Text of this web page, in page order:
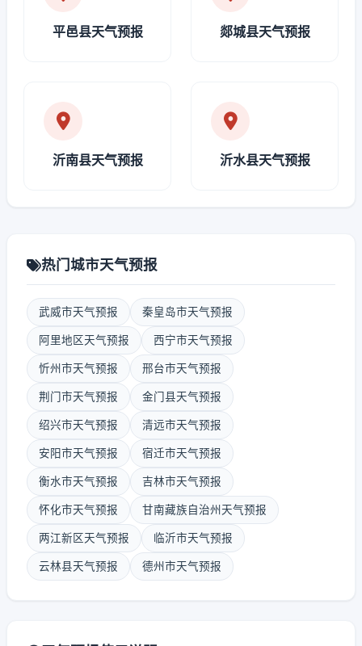
平邑县天气预报 郯城县天气预报
沂南县天气预报 沂水县天气预报
热门城市天气预报
武威市天气预报 秦皇岛市天气预报
阿里地区天气预报 西宁市天气预报
忻州市天气预报 邢台市天气预报
荆门市天气预报 金门县天气预报
绍兴市天气预报 清远市天气预报
安阳市天气预报 宿迁市天气预报
衡水市天气预报 吉林市天气预报
怀化市天气预报 甘南藏族自治州天气预报
两江新区天气预报 临沂市天气预报
云林县天气预报 德州市天气预报